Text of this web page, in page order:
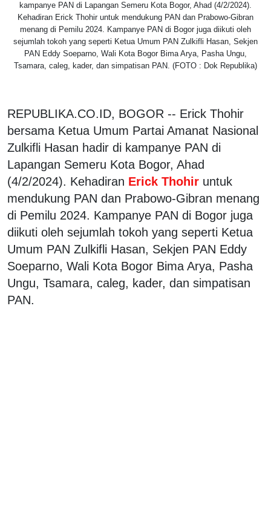
kampanye PAN di Lapangan Semeru Kota Bogor, Ahad (4/2/2024).
Kehadiran Erick Thohir untuk mendukung PAN dan Prabowo-Gibran
menang di Pemilu 2024. Kampanye PAN di Bogor juga diikuti oleh
sejumlah tokoh yang seperti Ketua Umum PAN Zulkifli Hasan, Sekjen
PAN Eddy Soeparno, Wali Kota Bogor Bima Arya, Pasha Ungu,
Tsamara, caleg, kader, dan simpatisan PAN. (FOTO : Dok Republika)
REPUBLIKA.CO.ID, BOGOR -- Erick Thohir
bersama Ketua Umum Partai Amanat Nasional
Zulkifli Hasan hadir di kampanye PAN di
Lapangan Semeru Kota Bogor, Ahad
(4/2/2024). Kehadiran Erick Thohir untuk
mendukung PAN dan Prabowo-Gibran menang
di Pemilu 2024. Kampanye PAN di Bogor juga
diikuti oleh sejumlah tokoh yang seperti Ketua
Umum PAN Zulkifli Hasan, Sekjen PAN Eddy
Soeparno, Wali Kota Bogor Bima Arya, Pasha
Ungu, Tsamara, caleg, kader, dan simpatisan
PAN.